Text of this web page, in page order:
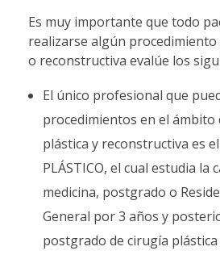
Es muy importante que todo
realizarse algún
o reconstructiva evalúe los
El único profesional que
procedimientos en el ámbito
plástica y reconstructiva es el
PLÁSTICO, el cual estudia la
medicina, postgrado o
General por 3 años y
postgrado de cirugía